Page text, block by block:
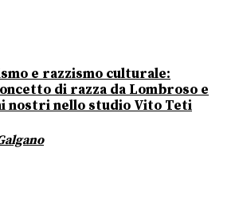
e razzismo culturale:
di razza da Lombroso e
nostri nello studio Vito Teti